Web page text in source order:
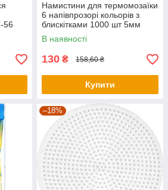
56
Намистини для термомозаїки
6 напівпрозорі кольорів з
блискітками 1000 шт 5мм
Hama 207-54
В наявності
130 ₴ 158,60 ₴
Купити
–18%